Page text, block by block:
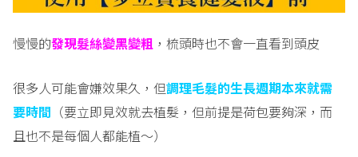
慢慢的發現髮絲變黑變粗 ，梳頭時也不會一直看到頭皮
很多人可能會嫌效果久，但調理毛髮的生長週期本來就需
要時間 （要立即見效就去植髮，但前提是荷包要夠深，而
且也不是每個人都能植～）